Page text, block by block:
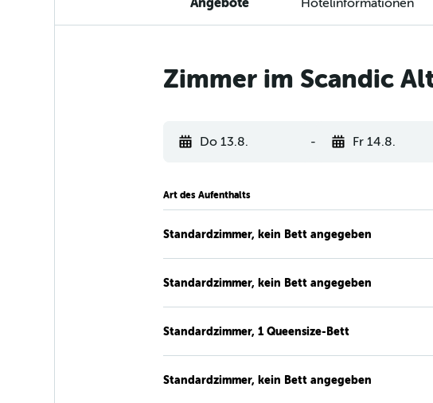
Zimmer im Scandic
Do 13.8. - Fr 14.8.
Art des Aufenthalts
Standardzimmer, kein Bett angegeben
Standardzimmer, kein Bett angegeben
Standardzimmer, 1 Queensize-Bett
Standardzimmer, kein Bett angegeben